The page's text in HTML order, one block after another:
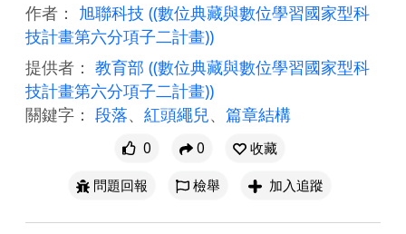
作者： 旭聯科技 ((數位典藏與數位學習國家型科
技計畫第六分項子二計畫))
提供者： 教育部 ((數位典藏與數位學習國家型科
技計畫第六分項子二計畫))
關鍵字： 段落、 紅頭繩兒、 篇章結構
0 0
收藏
問題回報
檢舉 加入追蹤